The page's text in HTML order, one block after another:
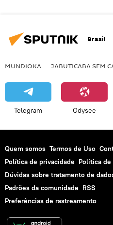
Brasil
MUNDIOKA JABUTICABA SEM
Telegram Odysee
Quem somos Termos de Uso
Política de privacidade Política de
Dúvidas sobre tratamento de
Padrões da comunidade RSS
Preferências de rastreamento